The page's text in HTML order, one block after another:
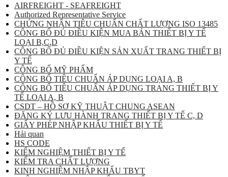
AIRFREIGHT - SEAFREIGHT
Authorized Representative Service
CHỨNG NHẬN TIÊU CHUẨN CHẤT LƯỢNG ISO 13485
CÔNG BỐ ĐỦ ĐIỀU KIỆN MUA BÁN THIẾT BỊ Y TẾ
LOẠI B,C,D
CÔNG BỐ ĐỦ ĐIỀU KIỆN SẢN XUẤT TRANG THIẾT BỊ
Y TẾ
CÔNG BỐ MỸ PHẨM
CÔNG BỐ TIÊU CHUẨN ÁP DỤNG LOẠI A, B
CÔNG BỐ TIÊU CHUẨN ÁP DỤNG TRANG THIẾT BỊ Y
TẾ LOẠI A, B
CSDT – HỒ SƠ KỸ THUẬT CHUNG ASEAN
ĐĂNG KÝ LƯU HÀNH TRANG THIẾT BỊ Y TẾ C, D
GIẤY PHÉP NHẬP KHẨU THIẾT BỊ Y TẾ
Hải quan
HS CODE
KIỂM NGHIỆM THIẾT BỊ Y TẾ
KIỂM TRA CHẤT LƯỢNG
KINH NGHIỆM NHẬP KHẨU TBYT